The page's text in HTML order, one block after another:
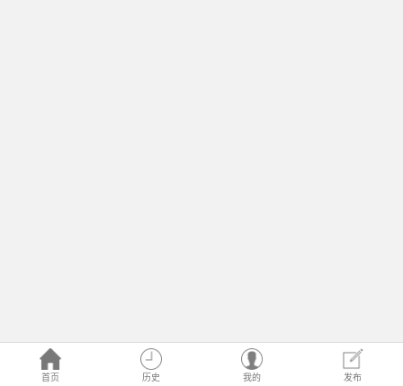
首页 历史 我的 发布